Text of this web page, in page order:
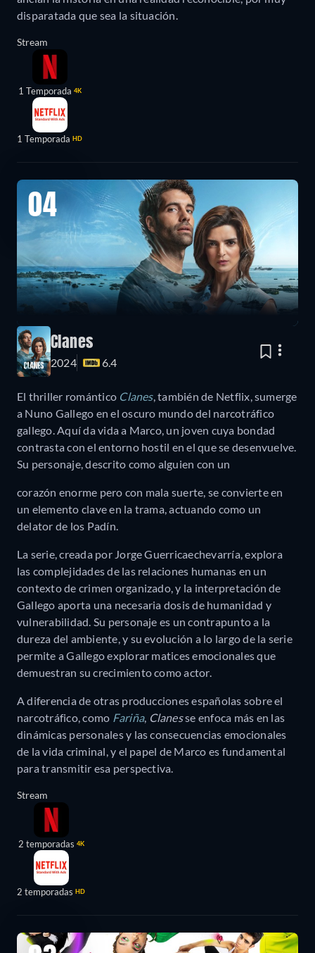
disparatada que sea la situación.
Stream
1 Temporada 4K
1 Temporada HD
04
Clanes
2024 6.4
El thriller romántico Clanes, también de Netflix, sumerge
a Nuno Gallego en el oscuro mundo del narcotráfico
gallego. Aquí da vida a Marco, un joven cuya bondad
contrasta con el entorno hostil en el que se desenvuelve.
Su personaje, descrito como alguien con un
corazón enorme pero con mala suerte, se convierte en
un elemento clave en la trama, actuando como un
delator de los Padín.
La serie, creada por Jorge Guerricaechevarría, explora
las complejidades de las relaciones humanas en un
contexto de crimen organizado, y la interpretación de
Gallego aporta una necesaria dosis de humanidad y
vulnerabilidad. Su personaje es un contrapunto a la
dureza del ambiente, y su evolución a lo largo de la serie
permite a Gallego explorar matices emocionales que
demuestran su crecimiento como actor.
A diferencia de otras producciones españolas sobre el
narcotráfico, como Fariña, Clanesse enfoca más en las
dinámicas personales y las consecuencias emocionales
de la vida criminal, y el papel de Marco es fundamental
para transmitir esa perspectiva.
Stream
2 temporadas 4K
2 temporadas HD